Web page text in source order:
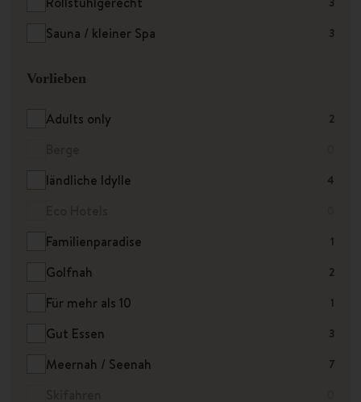
Sauna / kleiner Spa 3
Vorlieben
Adults only 2
ländliche Idylle 4
Familienparadise 1
Golfnah 2
Für mehr als 10 1
Gut Essen 3
Meernah / Seenah 7